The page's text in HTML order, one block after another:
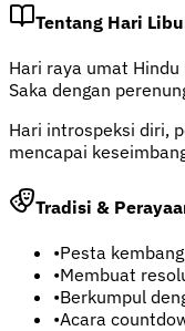
Tentang Hari
Hari raya umat
Saka dengan
Hari introspeksi diri,
mencapai
Tradisi &
•Pesta
•Membuat
•Berkumpul
•Acara